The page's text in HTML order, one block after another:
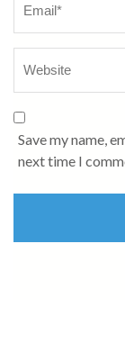
Save my name,
next time I